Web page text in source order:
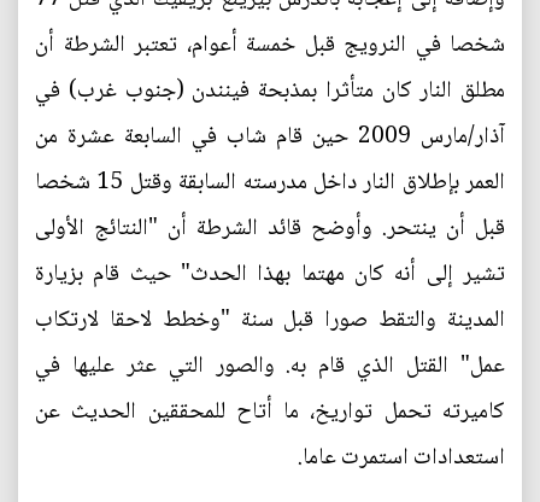
شخصا في النرويج قبل خمسة أعوام، تعتبر الشرطة أن
مطلق النار كان متأثرا بمذبحة فينندن (جنوب غرب) في
آذار/مارس 2009 حين قام شاب في السابعة عشرة من
العمر بإطلاق النار داخل مدرسته السابقة وقتل 15 شخصا
قبل أن ينتحر. وأوضح قائد الشرطة أن "النتائج الأولى
تشير إلى أنه كان مهتما بهذا الحدث" حيث قام بزيارة
المدينة والتقط صورا قبل سنة "وخطط لاحقا لارتكاب
عمل" القتل الذي قام به. والصور التي عثر عليها في
كاميرته تحمل تواريخ، ما أتاح للمحققين الحديث عن
استعدادات استمرت عاما.